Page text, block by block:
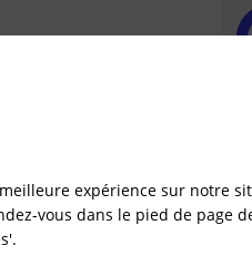
expérience sur notre
vous dans le pied de page